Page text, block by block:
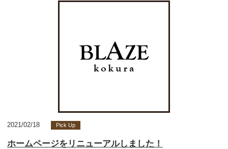
2021/02/18 Pick Up
ホームページをリニューアルしました！